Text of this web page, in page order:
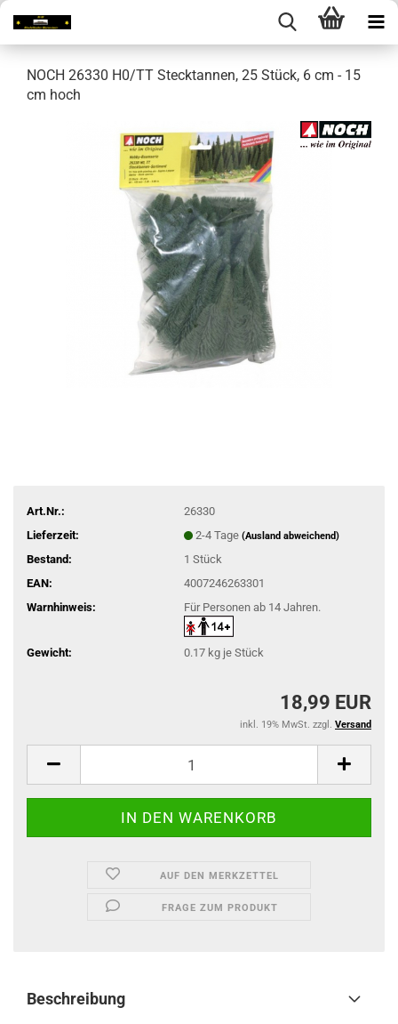
NOCH 26330 H0/TT Stecktannen, 25 Stück, 6 cm - 15
cm hoch
Art.Nr.:
26330
Lieferzeit:
2-4 Tage (Ausland abweichend)
Bestand: 1 Stück
EAN:
4007246263301
Warnhinweis:
Für Personen ab 14 Jahren.
Gewicht: 0.17kg je Stück
18,99 EUR
inkl. 19% MwSt. zzgl. Versand
AUF DEN MERKZETTEL
FRAGE ZUM PRODUKT
Beschreibung